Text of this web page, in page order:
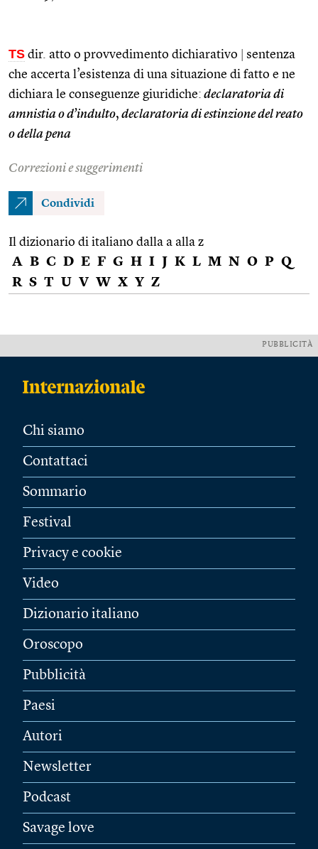
TS dir. atto o provvedimento dichiarativo
sentenza
che accerta l’esistenza di una situazione di fatto e ne
dichiara le conseguenze giuridiche: declaratoria di
amnistia o d’indulto, declaratoria di estinzione del reato
o della pena
Correzioni e suggerimenti
Condividi
Il dizionario di italiano dalla a alla z
A B C D E F G H I J K L M N O P Q
R S T U V W X Y Z
PUBBLICITÀ
Chi siamo
Contattaci
Sommario
Festival
Privacy e cookie
Video
Dizionario italiano
Oroscopo
Pubblicità
Paesi
Autori
Newsletter
Podcast
Savage love